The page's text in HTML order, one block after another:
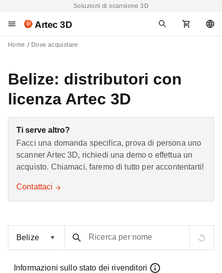
Soluzioni di scansione 3D
Artec 3D
Home Dove acquistare
Belize: distributori con
licenza Artec 3D
Ti serve altro?
Facci una domanda specifica, prova di persona uno
scanner Artec 3D, richiedi una demo o effettua un
acquisto. Chiamaci, faremo di tutto per accontentarti!
Contattaci
Ricerca per nome
Informazioni sullo stato dei rivenditori